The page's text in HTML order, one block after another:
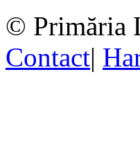
© Primăria
Contact|